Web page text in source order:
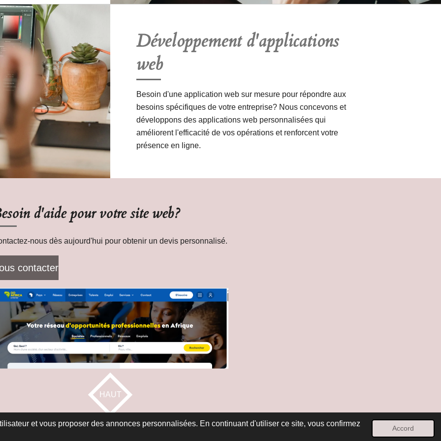
et vous proposer des annonces personnalisées. En continuant d'utiliser ce site, vous confirmez
Accord
Développement d'applications
web
Besoin d'une application web sur mesure pour répondre aux
besoins spécifiques de votre entreprise? Nous concevons et
développons des applications web personnalisées qui
améliorent l'efficacité de vos opérations et renforcent votre
présence en ligne.
d'aide pour votre site web?
nous dès aujourd'hui pour obtenir un devis personnalisé.
contacter
HAUT